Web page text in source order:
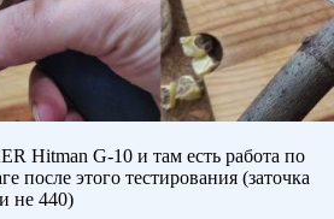
Hitman G-10 и там есть работа по
после этого тестирования (заточка
не 440)